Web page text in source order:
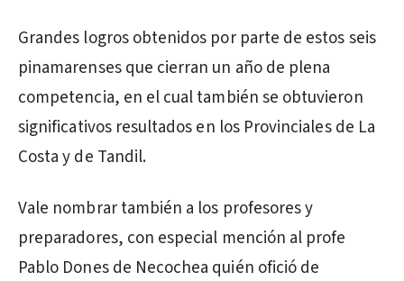
Grandes logros obtenidos por parte de estos seis
pinamarenses que cierran un año de plena
competencia, en el cual también se obtuvieron
significativos resultados en los Provinciales de La
Costa y de Tandil.
Vale nombrar también a los profesores y
preparadores, con especial mención al profe
Pablo Dones de Necochea quién ofició de